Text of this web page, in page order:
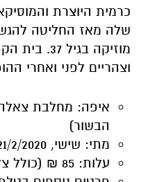
איפה: מחלבת
הבשור)
מתי: שישי, 21/2/2020, 12:30
פרטים נוספיםבטלפון 077-
שוק גבינות מחלבת
נפגשים - גבינות